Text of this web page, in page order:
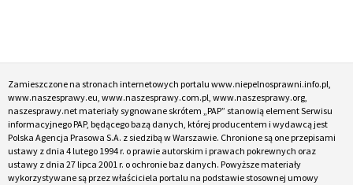
Zamieszczone na stronach internetowych portalu www.niepelnosprawni.info.pl,
www.naszesprawy.eu, www.naszesprawy.com.pl, www.naszesprawy.org,
naszesprawy.net materiały sygnowane skrótem „PAP” stanowią element Serwisu
informacyjnego PAP, będącego bazą danych, której producentem i wydawcą jest
Polska Agencja Prasowa S.A. z siedzibą w Warszawie. Chronione są one przepisami
ustawy z dnia 4 lutego 1994 r. o prawie autorskim i prawach pokrewnych oraz
ustawy z dnia 27 lipca 2001 r. o ochronie baz danych. Powyższe materiały
wykorzystywane są przez właściciela portalu na podstawie stosownej umowy